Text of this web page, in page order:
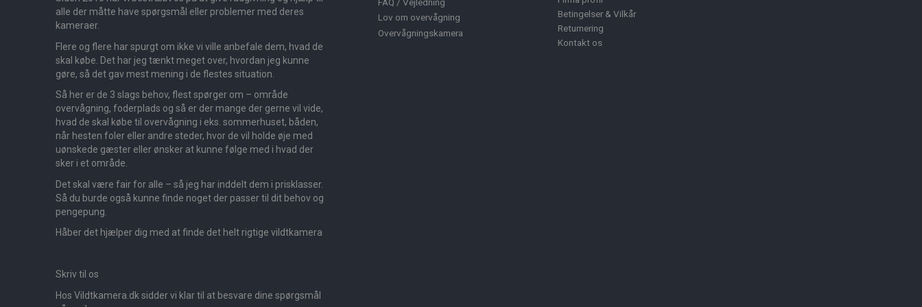
alle der måtte have spørgsmål eller problemer med deres
kameraer.
Flere og flere har spurgt om ikke vi ville anbefale dem, hvad de
skal købe. Det har jeg tænkt meget over, hvordan jeg kunne
gøre, så det gav mest mening i de flestes situation.
Så her er de 3 slags behov, flest spørger om – område
overvågning, foderplads og så er der mange der gerne vil vide,
hvad de skal købe til overvågning i eks. sommerhuset, båden,
når hesten foler eller andre steder, hvor de vil holde øje med
uønskede gæster eller ønsker at kunne følge med i hvad der
sker i et område.
Det skal være fair for alle – så jeg har inddelt dem i prisklasser.
Så du burde også kunne finde noget der passer til dit behov og
pengepung.
Håber det hjælper dig med at finde det helt rigtige vildtkamera
Skriv til os
Hos Vildtkamera.dk sidder vi klar til at besvare dine spørgsmål
FAQ / Vejledning
Lov om overvågning
Overvågningskamera
Betingelser & Vilkår
Returnering
Kontakt os